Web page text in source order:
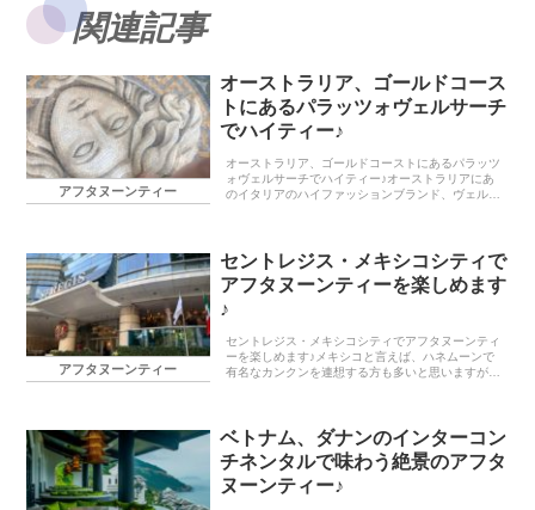
関連記事
アフタヌーンティー
オーストラリア、ゴールドコース
トにあるパラッツォヴェルサーチ
でハイティー♪
オーストラリア、ゴールドコーストにあるパラッツ
ォヴェルサーチでハイティー♪オーストラリアにあ
のイタリアのハイファッションブランド、ヴェルサ
アフタヌーンティー
セントレジス・メキシコシティで
アフタヌーンティーを楽しめます
♪
セントレジス・メキシコシティでアフタヌーンティ
ーを楽しめます♪メキシコと言えば、ハネムーンで
有名なカンクンを連想する方も多いと思いますが首
ベトナム、ダナンのインターコン
チネンタルで味わう絶景のアフタ
ヌーンティー♪